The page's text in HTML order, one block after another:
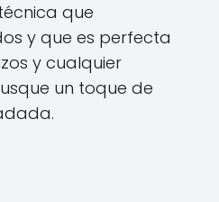
que
y que es perfecta
y cualquier
un toque de